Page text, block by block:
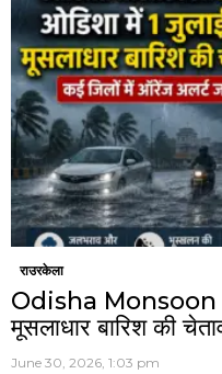
राउरकेला
Odisha Monsoon
मूसलाधार बारिश की
June 30, 2026, 1:03 pm